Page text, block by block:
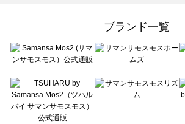
sō4ū（ソウフォーユー）のワンピース一覧
Te chichi（テチチ）のワンピース一覧
Te chichi CLASSIC（テチチ クラシック）のワンピース一覧
Lugnoncure（ルノンキュール）のワンピース一覧
BETTY'S BLUE（べティーズブルー）のワンピース一覧
Wpc.（ワールドパーティー）のワンピース一覧
ブランド一覧